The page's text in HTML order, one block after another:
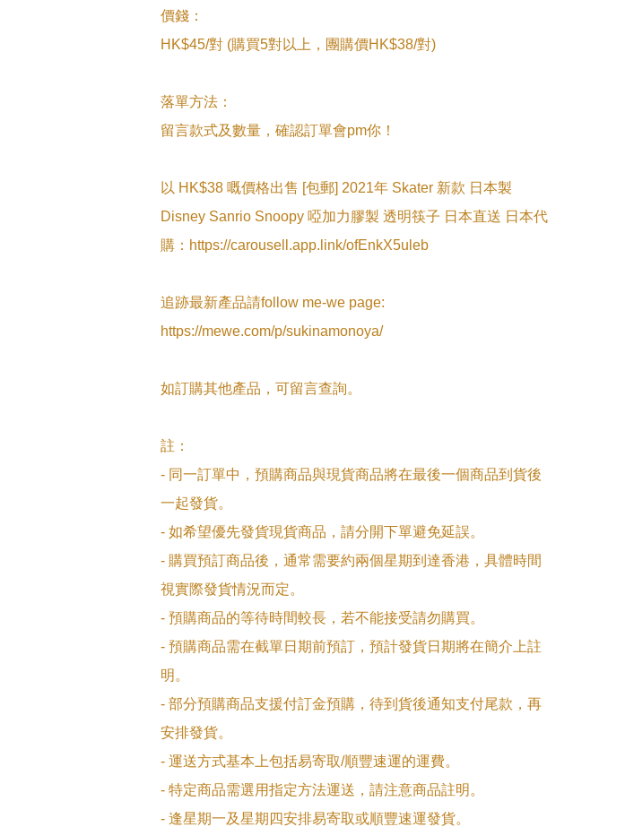
價錢：
HK$45/對 (購買5對以上，團購價HK$38/對)
落單方法：
留言款式及數量，確認訂單會pm你！
以 HK$38 嘅價格出售 [包郵] 2021年 Skater 新款 日本製
Disney Sanrio Snoopy 啞加力膠製 透明筷子 日本直送 日本代
購：https://carousell.app.link/ofEnkX5uleb
追跡最新產品請follow me-we page:
https://mewe.com/p/sukinamonoya/
如訂購其他產品，可留言查詢。
註：
- 同一訂單中，預購商品與現貨商品將在最後一個商品到貨後
一起發貨。
- 如希望優先發貨現貨商品，請分開下單避免延誤。
- 購買預訂商品後，通常需要約兩個星期到達香港，具體時間
視實際發貨情況而定。
- 預購商品的等待時間較長，若不能接受請勿購買。
- 預購商品需在截單日期前預訂，預計發貨日期將在簡介上註
明。
- 部分預購商品支援付訂金預購，待到貨後通知支付尾款，再
安排發貨。
- 運送方式基本上包括易寄取/順豐速運的運費。
- 特定商品需選用指定方法運送，請注意商品註明。
- 逢星期一及星期四安排易寄取或順豐速運發貨。